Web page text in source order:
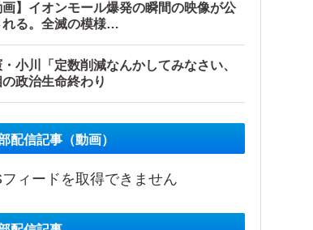
画】イオンモール爆発の瞬間の映像が公
れる。全滅の模様…
小川「定数削減なんかしてみなさい、
政治生命終わり
配信記事（動画）
ィードを取得できません